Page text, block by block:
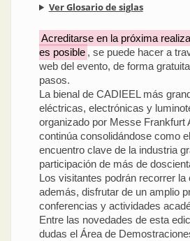
Ver Glosario de siglas
Acreditarse en la próxima
es posible , se puede hacer a
web del evento, de forma
pasos.
La bienal de CADIEEL más
eléctricas, electrónicas y
organizado por Messe Frankfurt
continúa consolidándose como
encuentro clave de la industria
participación de más de
Los visitantes podrán recorrer la
además, disfrutar de un amplio
conferencias y actividades
Entre las novedades de esta
dudas el Área de